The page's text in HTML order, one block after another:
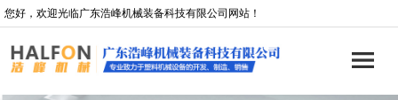
您好，欢迎光临广东浩峰机械装备科技有限公司网站！